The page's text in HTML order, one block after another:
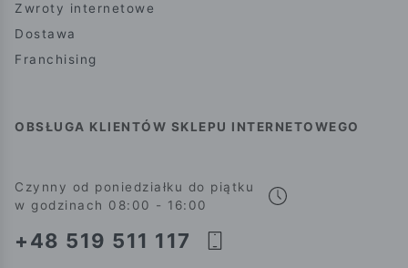
Zwroty internetowe
Dostawa
Franchising
OBSŁUGA KLIENTÓW SKLEPU INTERNETOWEGO
Czynny od poniedziałku do piątku
w godzinach 08:00 - 16:00
+48 519 511 117